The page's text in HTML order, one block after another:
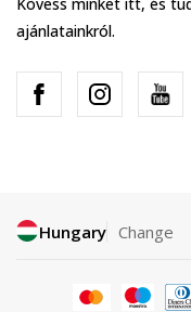
ajánlatainkról.
Hungary Change